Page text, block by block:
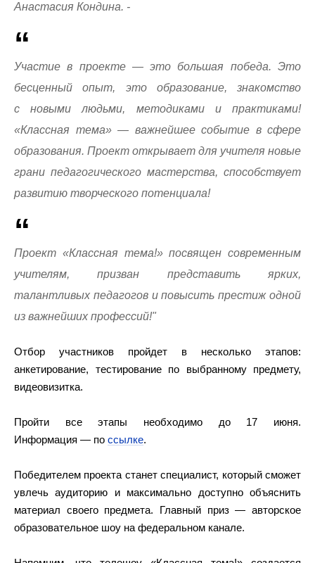
Анастасия Кондина. -
Участие в проекте — это большая победа. Это
бесценный опыт, это образование, знакомство
с новыми людьми, методиками и практиками!
«Классная тема» — важнейшее событие в сфере
образования. Проект открывает для учителя новые
грани педагогического мастерства, способствует
развитию творческого потенциала!
Проект «Классная тема!» посвящен современным
учителям, призван представить ярких,
талантливых педагогов и повысить престиж одной
из важнейших профессий!"
Отбор участников пройдет в несколько этапов:
анкетирование, тестирование по выбранному предмету,
видеовизитка.
Пройти все этапы необходимо до 17 июня.
Информация — по ссылке.
Победителем проекта станет специалист, который сможет
увлечь аудиторию и максимально доступно объяснить
материал своего предмета. Главный приз — авторское
образовательное шоу на федеральном канале.